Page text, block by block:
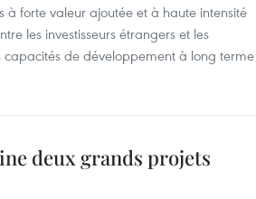
à forte valeur ajoutée et à haute intensité
les investisseurs étrangers et les
capacités de développement à long terme
deux grands projets